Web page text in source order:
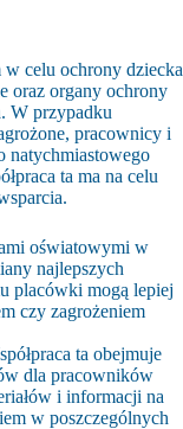
celu ochrony dziecka
oraz organy ochrony
W przypadku
pracownicy i
natychmiastowego
ta ma na celu
oświatowymi w
najlepszych
placówki mogą lepiej
czy zagrożeniem
ta obejmuje
dla pracowników
i informacji na
w poszczególnych